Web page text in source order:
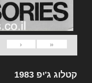
«
‹
קטלוג ג'יפ 1983